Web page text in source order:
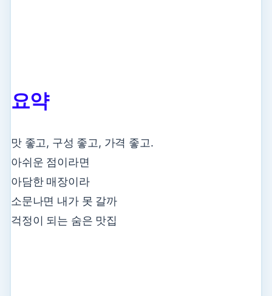
요약
맛 좋고, 구성 좋고, 가격 좋고.
아쉬운 점이라면
아담한 매장이라
소문나면 내가 못 갈까
걱정이 되는 숨은 맛집